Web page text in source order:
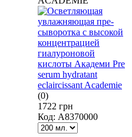
(0)
1722 грн
Код: A8370000